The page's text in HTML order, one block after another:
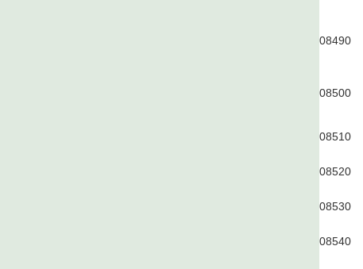
08490
08500
08510
08520
08530
08540